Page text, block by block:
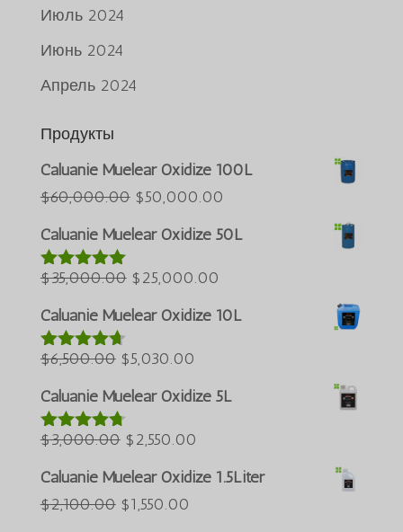
Июль 2024
Июнь 2024
Апрель 2024
Продукты
Caluanie Muelear Oxidize 100L
$60,000.00 Первоначальная
цена
$60,000.00.
$50,000.00
Caluanie Muelear Oxidize 50L
Оценка
$35,000.00 Первоначальная
цена
$35,000.00.
$25,000.00
Caluanie Muelear Oxidize 10L
Оценка
$6,500.00 Первоначальная
цена
была:
$6,500.00.
$5,030.00
цена:
Caluanie Muelear Oxidize 5L
Оценка
$3,000.00 Первоначальная
цена
$2,550.00
Caluanie Muelear Oxidize 1.5Liter
$2,100.00 Первоначальная
$1,550.00
日本語
한국어
ພາສາລາວ